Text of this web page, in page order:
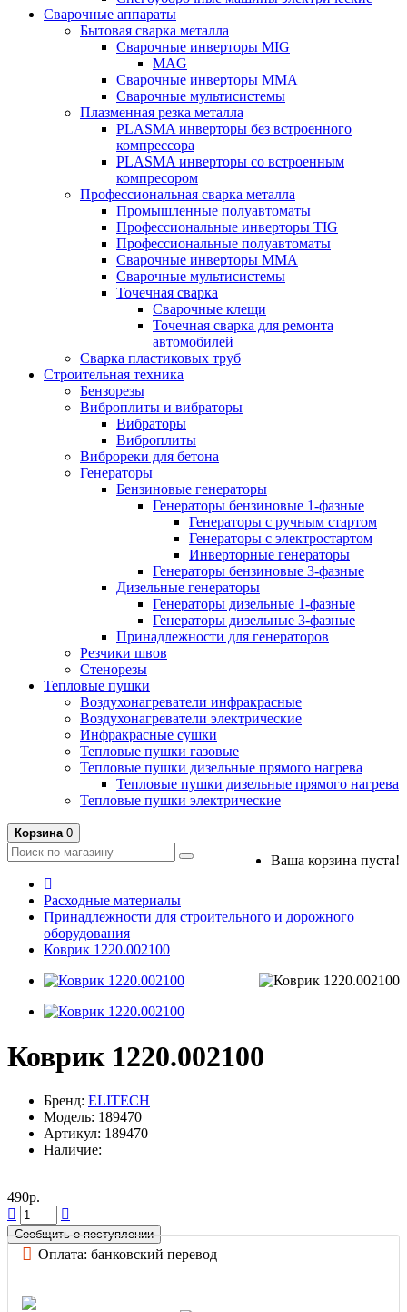
Сварочные аппараты
Бытовая сварка металла
Сварочные инверторы MIG
MAG
Сварочные инверторы ММА
Сварочные мультисистемы
Плазменная резка металла
PLASMA инверторы без встроенного
компрессора
PLASMA инверторы со встроенным
компресором
Профессиональная сварка металла
Промышленные полуавтоматы
Профессиональные инверторы TIG
Профессиональные полуавтоматы
Сварочные инверторы ММА
Сварочные мультисистемы
Точечная сварка
Сварочные клещи
Точечная сварка для ремонта
автомобилей
Сварка пластиковых труб
Строительная техника
Бензорезы
Виброплиты и вибраторы
Вибраторы
Виброплиты
Виброреки для бетона
Генераторы
Бензиновые генераторы
Генераторы бензиновые 1-фазные
Генераторы с ручным стартом
Генераторы с электростартом
Инверторные генераторы
Генераторы бензиновые 3-фазные
Дизельные генераторы
Генераторы дизельные 1-фазные
Генераторы дизельные 3-фазные
Принадлежности для генераторов
Резчики швов
Стенорезы
Тепловые пушки
Воздухонагреватели инфракрасные
Воздухонагреватели электрические
Инфракрасные сушки
Тепловые пушки газовые
Тепловые пушки дизельные прямого нагрева
Тепловые пушки дизельные прямого нагрева
Тепловые пушки электрические
Корзина 0
Ваша корзина пуста!
Расходные материалы
Принадлежности для строительного и дорожного
оборудования
Коврик 1220.002100
Коврик 1220.002100
Бренд: ELITECH
Модель: 189470
Артикул: 189470
Наличие:
490р.
Сообщить о поступлении
Оплата: банковский перевод